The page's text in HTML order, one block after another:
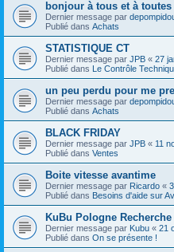
bonjour à tous et à
Dernier message par
Publié dans Achats
STATISTIQUE CT
Dernier message par JPB « 27
Publié dans Le Contrôle
un peu perdu pour me
Dernier message par
Publié dans Achats
BLACK FRIDAY
Dernier message par JPB « 11
Publié dans Ventes
Boite vitesse avantime
Dernier message par Ricardo «
Publié dans Besoins d'aide sur
KuBu Pologne Recherche
Dernier message par Kubu « 21
Publié dans On se présente !